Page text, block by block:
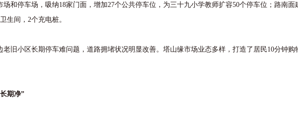
停车场，吸纳18家门面，增加27个公共停车位，为三十九小学教师扩容50个停车位；路南面
生间，2个充电桩。
小区长期停车难问题，道路拥堵状况明显改善。塔山缘市场业态多样，打造了居民10分钟购
期净”